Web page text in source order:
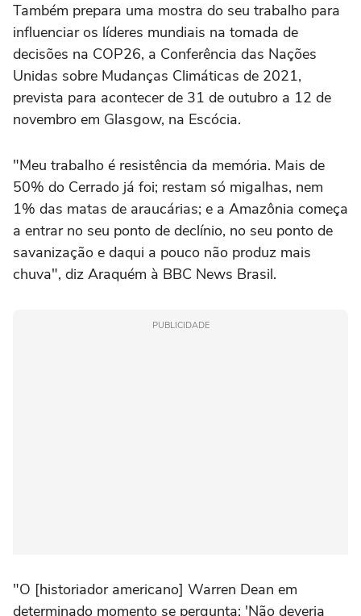
Também prepara uma mostra do seu trabalho para
influenciar os líderes mundiais na tomada de
decisões na COP26, a Conferência das Nações
Unidas sobre Mudanças Climáticas de 2021,
prevista para acontecer de 31 de outubro a 12 de
novembro em Glasgow, na Escócia.
"Meu trabalho é resistência da memória. Mais de
50% do Cerrado já foi; restam só migalhas, nem
1% das matas de araucárias; e a Amazônia começa
a entrar no seu ponto de declínio, no seu ponto de
savanização e daqui a pouco não produz mais
chuva", diz Araquém à BBC News Brasil.
PUBLICIDADE
"O [historiador americano] Warren Dean em
determinado momento se pergunta: 'Não deveria